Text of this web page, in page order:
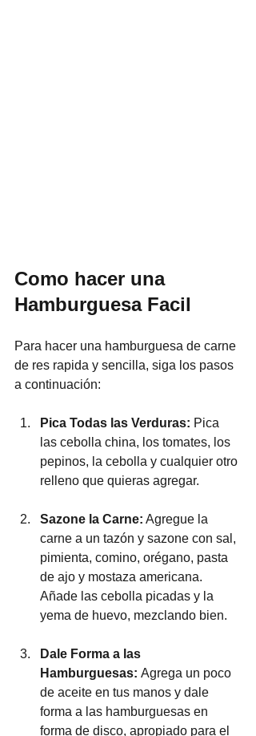
Como hacer una
Hamburguesa Facil
Para hacer una hamburguesa de carne
de res rapida y sencilla, siga los pasos
a continuación:
Pica Todas las Verduras: Pica
las cebolla china, los tomates, los
pepinos, la cebolla y cualquier otro
relleno que quieras agregar.
Sazone la Carne: Agregue la
carne a un tazón y sazone con sal,
pimienta, comino, orégano, pasta
de ajo y mostaza americana.
Añade las cebolla picadas y la
yema de huevo, mezclando bien.
Dale Forma a las
Hamburguesas: Agrega un poco
de aceite en tus manos y dale
forma a las hamburguesas en
forma de disco, apropiado para el